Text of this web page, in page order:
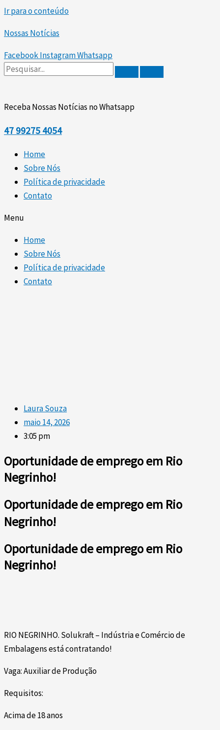
Ir para o conteúdo
Nossas Notícias
FacebookInstagramWhatsapp
Receba Nossas Notícias no Whatsapp
47 99275 4054
Home
Sobre Nós
Política de privacidade
Contato
Menu
Home
Sobre Nós
Política de privacidade
Contato
Laura Souza
maio 14, 2026
3:05 pm
Oportunidade de emprego em Rio
Negrinho!
Oportunidade de emprego em Rio
Negrinho!
Oportunidade de emprego em Rio
Negrinho!
RIO NEGRINHO. Solukraft – Indústria e Comércio de
Embalagens está contratando!
Vaga: Auxiliar de Produção
Requisitos:
Acima de 18 anos